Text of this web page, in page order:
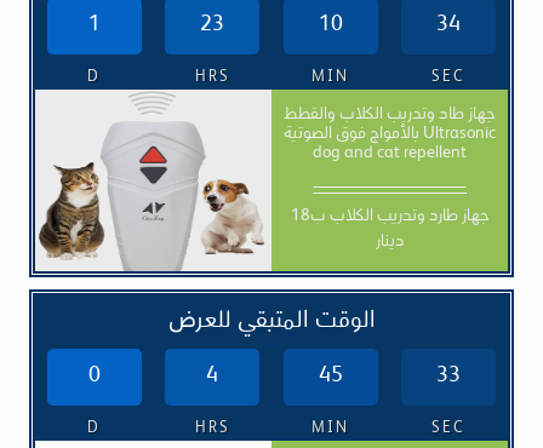
1 23 10 32
D HRS MIN SEC
جهاز طاد وتدريب الكلاب والقطط
بالأمواج فوق الصوتية Ultrasonic
dog and cat repellent
ـــــــــــــــــــــــــــــــــــــــــــــــــــــــــــــــ
جهاز طارد وتدريب الكلاب ب18
دينار
الوقت المتبقي للعرض
0 4 45 31
D HRS MIN SEC